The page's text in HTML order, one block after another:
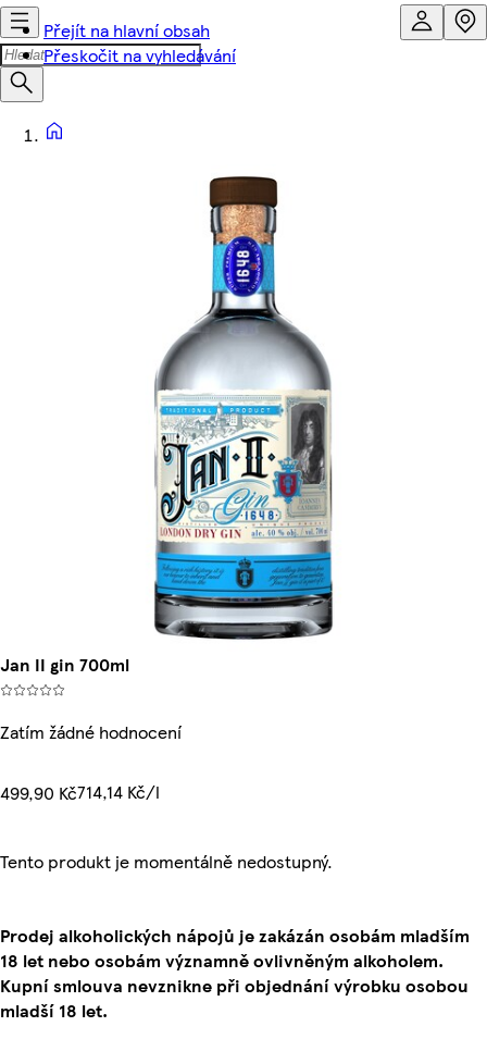
Přejít na hlavní obsah
Přeskočit na vyhledávání
Jan II gin 700ml
Zatím žádné hodnocení
499,90 Kč714,14 Kč/l
Tento produkt je momentálně nedostupný.
Prodej alkoholických nápojů je zakázán osobám mladším
18 let nebo osobám významně ovlivněným alkoholem.
Kupní smlouva nevznikne při objednání výrobku osobou
mladší 18 let.